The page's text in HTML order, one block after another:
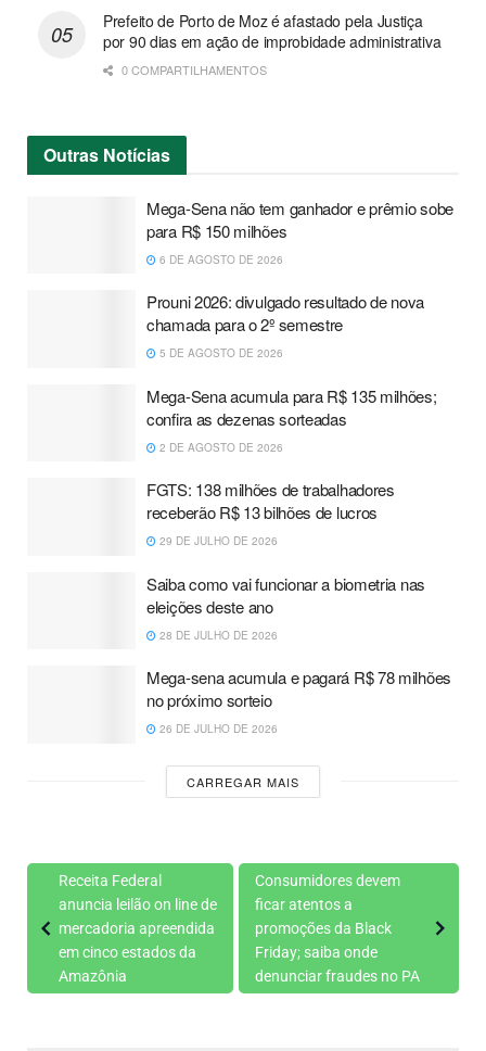
Prefeito de Porto de Moz é afastado pela Justiça
por 90 dias em ação de improbidade administrativa
0 COMPARTILHAMENTOS
Outras Notícias
Mega-Sena não tem ganhador e prêmio sobe
para R$ 150 milhões
6 DE AGOSTO DE 2026
Prouni 2026: divulgado resultado de nova
chamada para o 2º semestre
5 DE AGOSTO DE 2026
Mega-Sena acumula para R$ 135 milhões;
confira as dezenas sorteadas
2 DE AGOSTO DE 2026
FGTS: 138 milhões de trabalhadores
receberão R$ 13 bilhões de lucros
29 DE JULHO DE 2026
Saiba como vai funcionar a biometria nas
eleições deste ano
28 DE JULHO DE 2026
Mega-sena acumula e pagará R$ 78 milhões
no próximo sorteio
26 DE JULHO DE 2026
CARREGAR MAIS
Receita Federal
anuncia leilão on line de
mercadoria apreendida
em cinco estados da
Amazônia
Consumidores devem
ficar atentos a
promoções da Black
Friday; saiba onde
denunciar fraudes no PA